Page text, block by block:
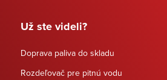
Už ste videli?
Doprava paliva do skladu
Rozdeľovač pre pitnú vodu